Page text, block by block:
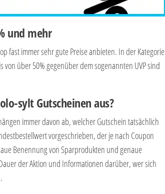
und mehr
fast immer sehr gute Preise anbieten. In der Kategorie
von über 50% gegenüber dem sogenannten UVP sind
sylt Gutscheinen aus?
immer davon ab, welcher Gutschein tatsächlich
vorgeschrieben, der je nach Coupon
Benennung von Sparprodukten und genaue
der Aktion und Informationen darüber, wer sich